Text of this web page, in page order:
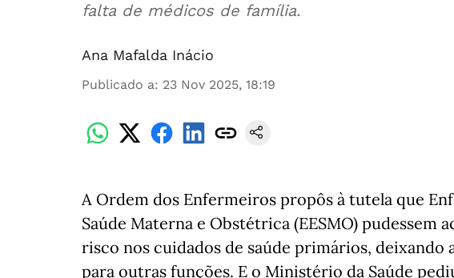
falta de médicos de família.
Ana Mafalda Inácio
Publicado a: 23 Nov 2025, 18:19
A Ordem dos Enfermeiros propôs à tutela que
Saúde Materna e Obstétrica (EESMO) pudessem
risco nos cuidados de saúde primários, deixando
para outras funções. E o Ministério da Saúde